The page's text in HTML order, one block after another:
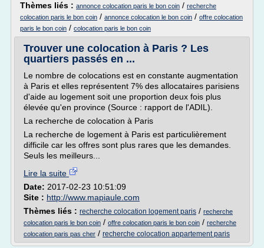
Thèmes liés : annonce colocation paris le bon coin / recherche
colocation paris le bon coin / annonce colocation le bon coin / offre colocation
paris le bon coin / colocation paris le bon coin
Trouver une colocation à Paris ? Les
quartiers passés en ...
Le nombre de colocations est en constante augmentation
à Paris et elles représentent 7% des allocataires parisiens
d'aide au logement soit une proportion deux fois plus
élevée qu'en province (Source : rapport de l'ADIL).
La recherche de colocation à Paris
La recherche de logement à Paris est particulièrement
difficile car les offres sont plus rares que les demandes.
Seuls les meilleurs...
Lire la suite
Date: 2017-02-23 10:51:09
Site : http://www.mapiaule.com
Thèmes liés : recherche colocation logement paris / recherche
colocation paris le bon coin / offre colocation paris le bon coin / recherche
colocation paris pas cher / recherche colocation appartement paris